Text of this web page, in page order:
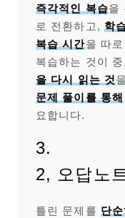
즉각적인 복습을
로 전환하고, 학
복습 시간을 따
복습하는 것이
을 다시 읽는 것
문제 풀이를 통해
요합니다.
3.
2, 오답노
틀린 문제를 단